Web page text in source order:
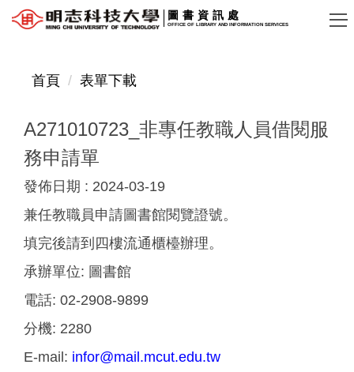
跳
圖書資訊處
OFFICE OF LIBRARY AND INFORMATION SERVICES
首頁 表單下載
A271010723_非專任教職人員借閱服
務申請單
發佈日期 : 2024-03-19
兼任教職員申請圖書館閱覽證號。
填完後請到四樓流通櫃檯辦理。
承辦單位: 圖書館
電話: 02-2908-9899
分機: 2280
E-mail: infor@mail.mcut.edu.tw